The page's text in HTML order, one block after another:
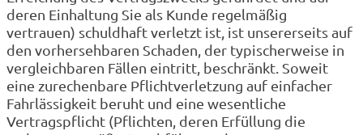
deren Einhaltung Sie als Kunde regelmäßig
vertrauen) schuldhaft verletzt ist, ist unsererseits auf
den vorhersehbaren Schaden, der typischerweise in
vergleichbaren Fällen eintritt, beschränkt. Soweit
eine zurechenbare Pflichtverletzung auf einfacher
Fahrlässigkeit beruht und eine wesentliche
Vertragspflicht (Pflichten, deren Erfüllung die